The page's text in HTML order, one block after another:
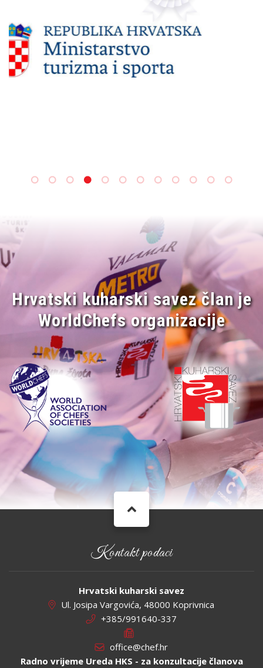
Hrvatski kuharski savez član je
WorldChefs organizacije
Kontakt podaci
Hrvatski kuharski savez
Ul. Josipa Vargovića, 48000 Koprivnica
+385/991640-337
office@chef.hr
Radno vrijeme Ureda HKS - za konzultacije članova